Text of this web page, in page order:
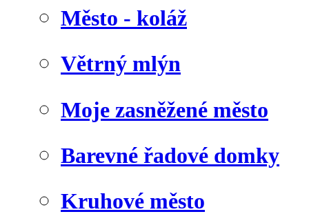
Město - koláž
Větrný mlýn
Moje zasněžené město
Barevné řadové domky
Kruhové město